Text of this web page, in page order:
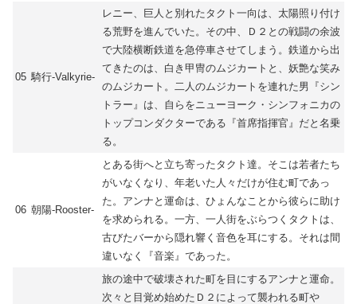
05 騎行-Valkyrie-
レニー、巨人と別れたタクト一向は、太陽照り付け
る荒野を進んでいた。その中、Ｄ２との戦闘の余波
で大陸横断鉄道を急停車させてしまう。鉄道から出
てきたのは、白き甲冑のムジカートと、妖艶な笑み
のムジカート。二人のムジカートを連れた男『シン
トラー』は、自らをニューヨーク・シンフォニカの
トップコンダクターである『首席指揮官』だと名乗
る。
06 朝陽-Rooster-
とある街へと立ち寄ったタクト達。そこは若者たち
がいなくなり、年老いた人々だけが住む町であっ
た。アンナと運命は、ひょんなことから彼らに助け
を求められる。一方、一人街をぶらつくタクトは、
古びたバーから隠れ響く音色を耳にする。それは間
違いなく『音楽』であった。
旅の途中で破壊された町を目にするアンナと運命。
次々と目覚め始めたＤ２によって襲われる町や